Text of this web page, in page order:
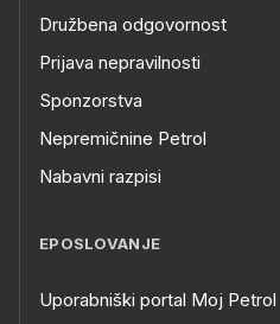
Družbena odgovornost
Prijava nepravilnosti
Sponzorstva
Nepremičnine Petrol
Nabavni razpisi
EPOSLOVANJE
Uporabniški portal Moj Petrol